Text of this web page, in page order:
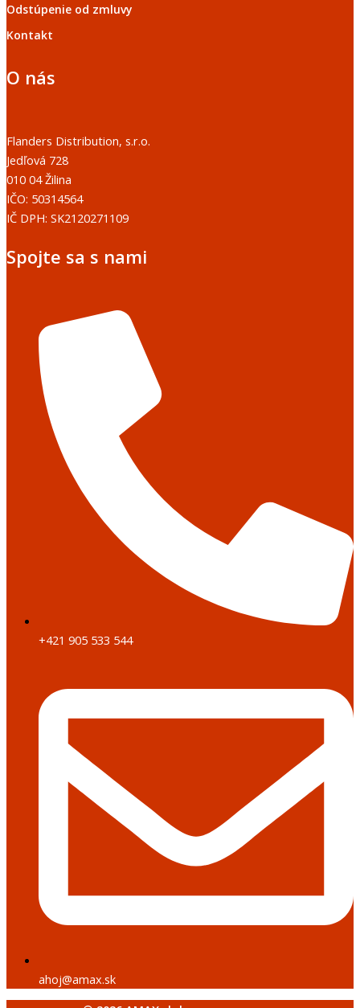
Odstúpenie od zmluvy
Kontakt
O nás
Flanders Distribution, s.r.o.
Jedľová 728
010 04 Žilina
IČO: 50314564
IČ DPH: SK2120271109
Spojte sa s nami
+421 905 533 544
ahoj@amax.sk